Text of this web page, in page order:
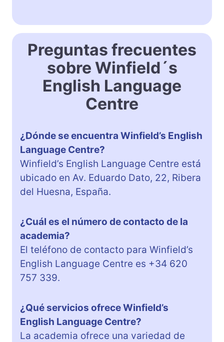
Preguntas frecuentes
sobre Winfield´s
English Language
Centre
¿Dónde se encuentra Winfield’s English
Language Centre?
Winfield’s English Language Centre está
ubicado en Av. Eduardo Dato, 22, Ribera
del Huesna, España.
¿Cuál es el número de contacto de la
academia?
El teléfono de contacto para Winfield’s
English Language Centre es +34 620
757 339.
¿Qué servicios ofrece Winfield’s
English Language Centre?
La academia ofrece una variedad de